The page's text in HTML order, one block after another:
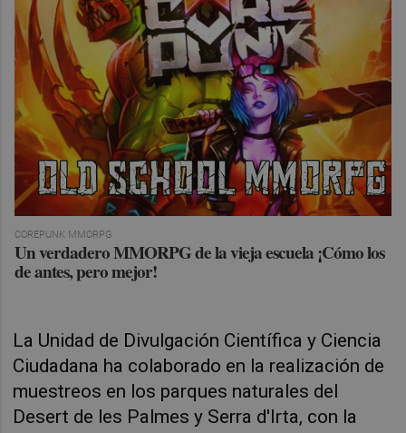
COREPUNK MMORPG
Un verdadero MMORPG de la vieja escuela ¡Cómo los
de antes, pero mejor!
La Unidad de Divulgación Científica y Ciencia
Ciudadana ha colaborado en la realización de
muestreos en los parques naturales del
Desert de les Palmes y Serra d'Irta, con la